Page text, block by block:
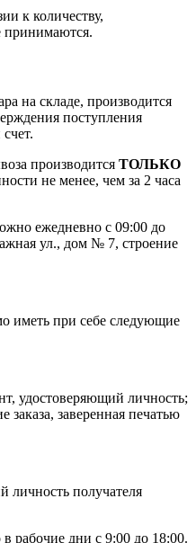
к количеству,
принимаются.
на складе, производится
поступления
производится ТОЛЬКО
не менее, чем за 2 часа
ежедневно с 09:00 до
ул., дом № 7, строение
иметь при себе следующие
удостоверяющий личность;
заказа, заверенная печатью
личность получателя
в рабочие дни с 9:00 до 18:00.